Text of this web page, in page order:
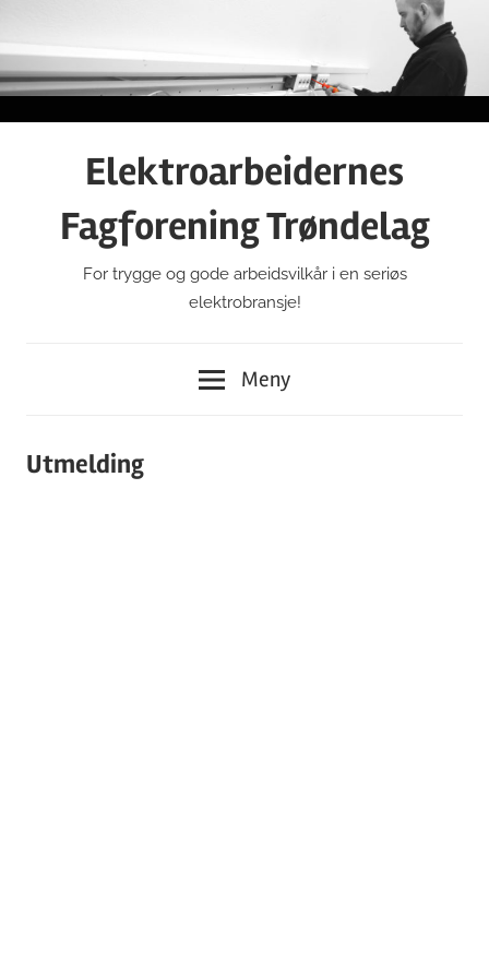
innhold
Elektroarbeidernes
Fagforening Trøndelag
For trygge og gode arbeidsvilkår i en seriøs
elektrobransje!
Meny
Utmelding